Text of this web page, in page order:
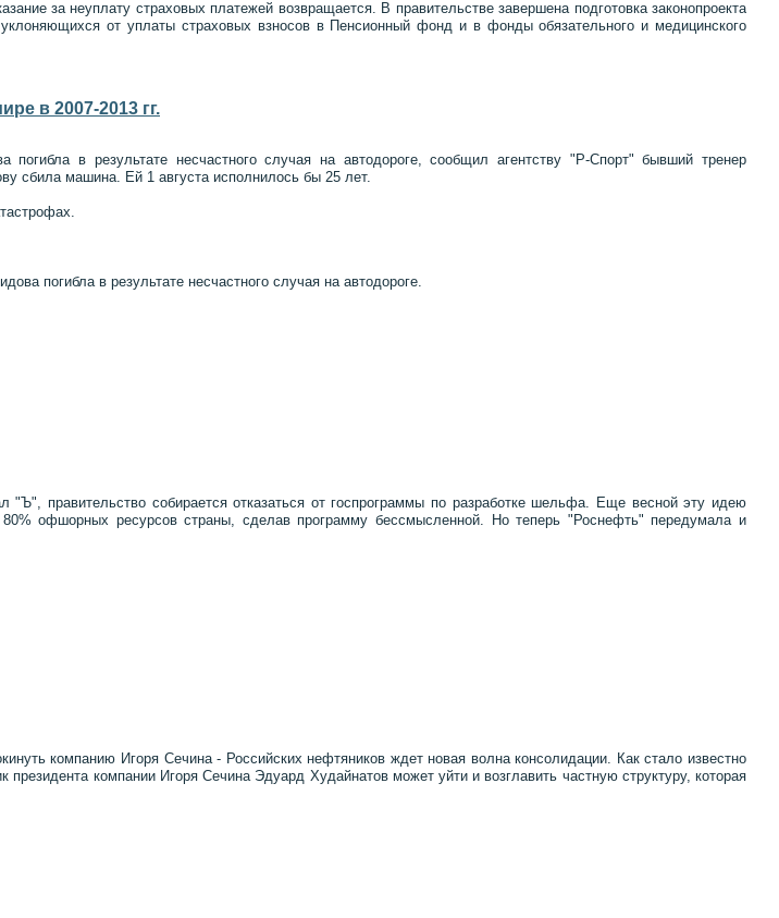
за неуплату страховых платежей возвращается. В правительстве завершена подготовка законопроекта
от уплаты страховых взносов в Пенсионный фонд и в фонды обязательного и медицинского
в 2007-2013 гг.
в результате несчастного случая на автодороге, сообщил агентству "Р-Спорт" бывший тренер
сбила машина. Ей 1 августа исполнилось бы 25 лет.
погибла в результате несчастного случая на автодороге.
правительство собирается отказаться от госпрограммы по разработке шельфа. Еще весной эту идею
офшорных ресурсов страны, сделав программу бессмысленной. Но теперь "Роснефть" передумала и
компанию Игоря Сечина - Российских нефтяников ждет новая волна консолидации. Как стало известно
компании Игоря Сечина Эдуард Худайнатов может уйти и возглавить частную структуру, которая